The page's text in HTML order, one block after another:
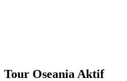
Tour Oseania Aktif